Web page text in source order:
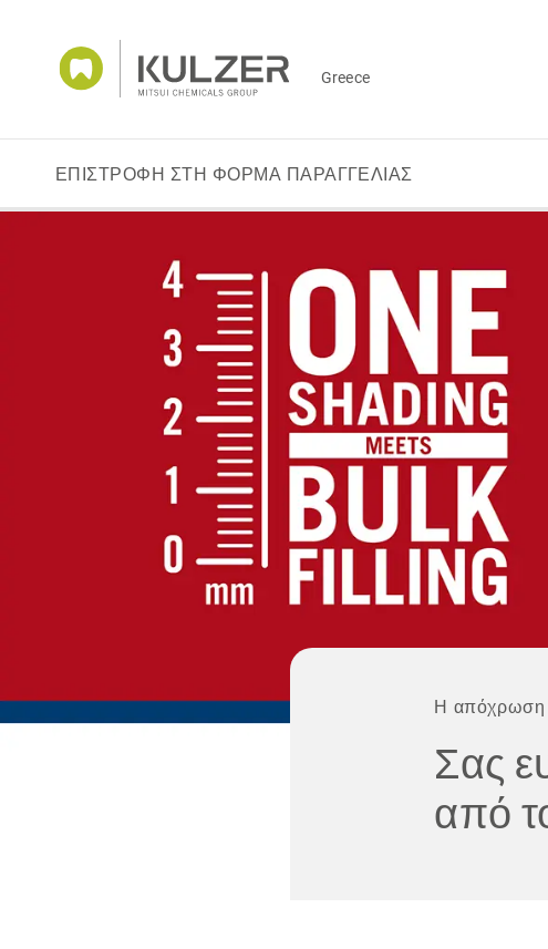
Greece
ΕΠΙΣΤΡΟΦΗ ΣΤΗ ΦΟΡΜΑ ΠΑΡΑΓΓΕΛΙΑΣ
Η απόχρωση
Σας
από